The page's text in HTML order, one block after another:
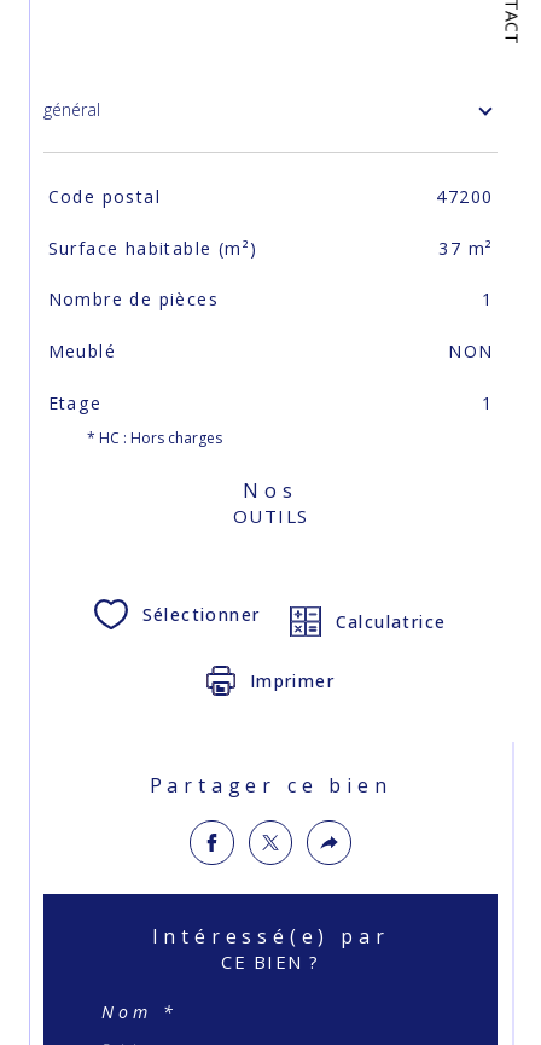
général
TRAD_SIROCCO_Caracteristique
Code postal 47200
Surface habitable (m²) 37 m²
Nombre de pièces 1
Meublé NON
Etage 1
* HC : Hors charges
Nos
OUTILS
Sélectionner Calculatrice
Imprimer
Partager ce bien
Intéressé(e) par
CE BIEN ?
Nom *